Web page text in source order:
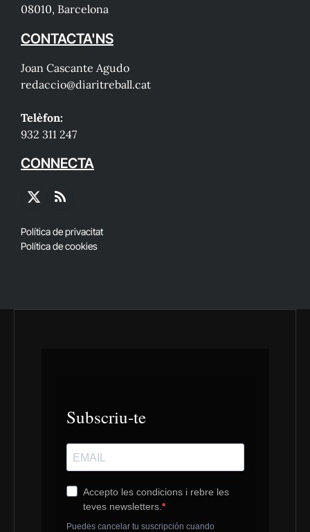
08010, Barcelona
CONTACTA'NS
Joan Cascante Agudo
redaccio@diaritreball.cat
Telèfon:
932 311 247
CONNECTA
X
RSS
Política de privacitat
Política de cookies